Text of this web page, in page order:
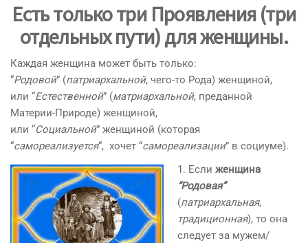
Есть только три Проявления (три
отдельных пути) для женщины.
Каждая женщина может быть только:
“Родовой” (патриархальной, чего-то Рода) женщиной,
или “Естественной” (матриархальной, преданной
Материи-Природе) женщиной,
или “Социальной” женщиной (которая
“самореализуется“, хочет “самореализации” в социуме).
1. Если женщина
“Родовая”
(патриархальная,
традиционная), то она
следует за мужем/